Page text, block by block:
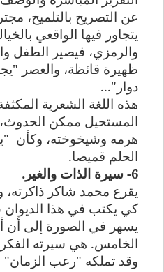
عن التصريح بالتلميح،
يتجاور فيها الواقعي
والرمزي، فيصير الطفل
ظهيرة قائظة، والعصر
دوار"...
هذه اللغة الشعرية
المستحيل ممكن
هرمه وشيخوخته، وكأن
الحلم قميصا.
6- سيرة الذات والغير.
يقرع محمد شاكر
كي يكتب في هذا الديوان
يسهر في الصورة إلى
الخامس. هي سيرته
وقد تملكه "رعب